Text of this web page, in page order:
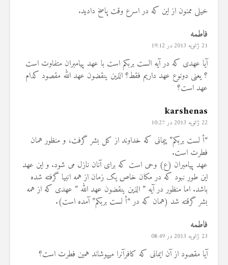
خیلی ممنون از این که در اسرع وقت پاسخ دادید.
فاطمه
21 ژانویه 2013 در 19:12
آیا عهدی که در آیه الست بربکم است با عهد پیامبران متفاوت است
؟ یعنی دونوع عهد داریم فقط؟ الذین ینقضون عهد الله مقصود کدام
عهد است؟
karshenas
22 ژانویه 2013 در 10:27
“أ لست بربکم” پیمانی که خداوند از کل بشر گرفت، و منظور همان
فطرت است.
عهد پیامبران (ع) وحی است که برای آنان نازل می شود. و این عهد
این طور نبود که در مکان خاص یک زمان از همه انبیا گرفته شده
باشد. اما منظور در آیه ” الذین ینقضون عهد الله ” عهدی که از همه
بشر گرقته شد (همان که در “أ لست بربکم” آمده است).
فاطمه
23 ژانویه 2013 در 08:49
آیا مقصود از آن ایمانی که کافرآنرا میپوشاند همین فطرت است؟